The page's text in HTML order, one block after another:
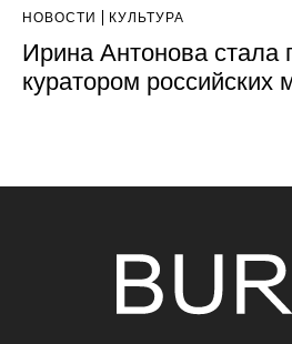
НОВОСТИ КУЛЬТУРА
Ирина Антонова стала
куратором российских